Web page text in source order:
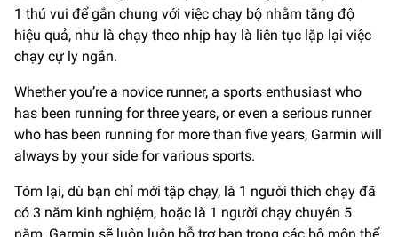
1 thú vui để gắn chung với việc chạy bộ nhằm tăng độ
hiệu quả, như là chạy theo nhịp hay là liên tục lặp lại việc
chạy cự ly ngắn.
Whether you’re a novice runner, a sports enthusiast who
has been running for three years, or even a serious runner
who has been running for more than five years, Garmin will
always by your side for various sports.
Tóm lại, dù bạn chỉ mới tập chạy, là 1 người thích chạy đã
có 3 năm kinh nghiệm, hoặc là 1 người chạy chuyên 5